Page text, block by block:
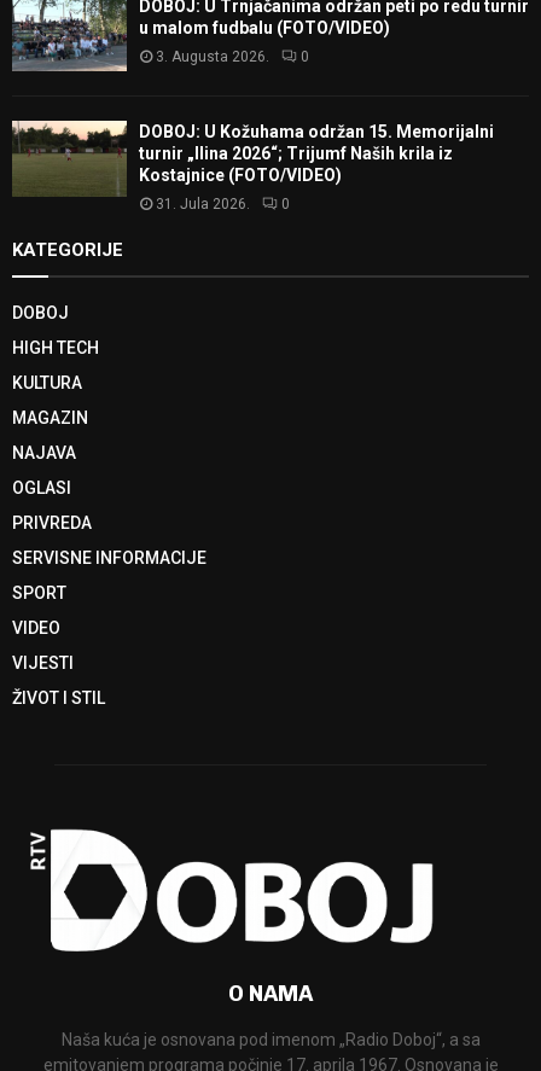
DOBOJ: U Trnjačanima održan peti po redu turnir
u malom fudbalu (FOTO/VIDEO)
3. Augusta 2026. 0
DOBOJ: U Kožuhama održan 15. Memorijalni
turnir „Ilina 2026“; Trijumf Naših krila iz
Kostajnice (FOTO/VIDEO)
31. Jula 2026. 0
KATEGORIJE
DOBOJ
HIGH TECH
KULTURA
MAGAZIN
NAJAVA
OGLASI
PRIVREDA
SERVISNE INFORMACIJE
SPORT
VIDEO
VIJESTI
ŽIVOT I STIL
O NAMA
Naša kuća je osnovana pod imenom „Radio Doboj“, a sa
emitovanjem programa počinje 17. aprila 1967. Osnovana je